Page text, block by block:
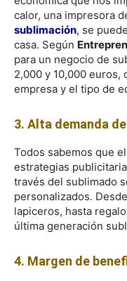
calor, una impresora
sublimación, se
casa. Según
para un negocio de
2,000 y 10,000 euros,
empresa y el tipo de
3. Alta demanda
Todos sabemos que el
estrategias
través del sublimado
personalizados.
lapiceros, hasta
última generación
4. Margen de